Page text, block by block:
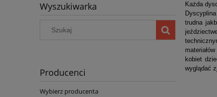
Wyszukiwarka
Producenci
Wybierz producenta
Każda
trudna
kobiet
wyglądać